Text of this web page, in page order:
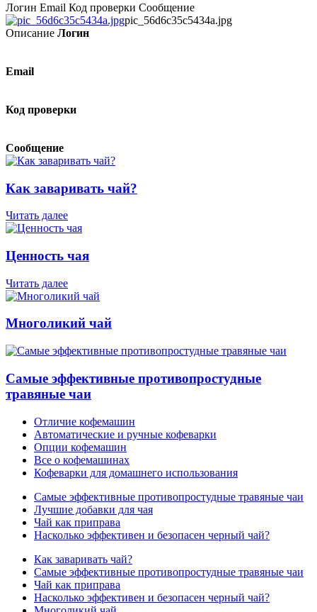
Логин Email Код проверки Сообщение
pic_56d6c35c5434a.jpg
Описание Логин
Email
Код проверки
Сообщение
Как заваривать чай?
Читать далее
Ценность чая
Читать далее
Многоликий чай
Самые эффективные противопростудные
травяные чаи
Отличие кофемашин
Автоматические и ручные кофеварки
Опции кофемашин
Все о кофемашинах
Кофеварки для домашнего использования
Самые эффективные противопростудные травяные чаи
Лучшие добавки для чая
Чай как приправа
Насколько эффективен и безопасен черный чай?
Как заваривать чай?
Самые эффективные противопростудные травяные чаи
Чай как приправа
Насколько эффективен и безопасен черный чай?